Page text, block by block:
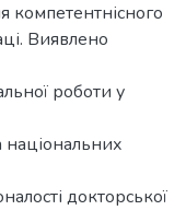
компетентнісного
Виявлено
роботи у
національних
докторської